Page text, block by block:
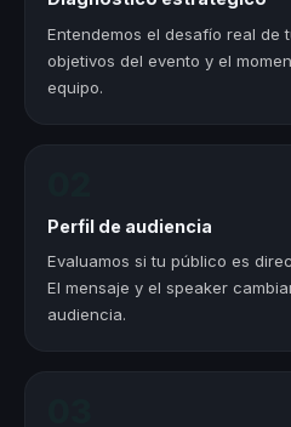
Entendemos el desafío real de
objetivos del evento y el
equipo.
Perfil de audiencia
Evaluamos si tu público es
El mensaje y el speaker
audiencia.